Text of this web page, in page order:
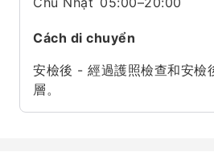
Cách di chuyển
安檢後 - 經過護照檢查和安檢
層。